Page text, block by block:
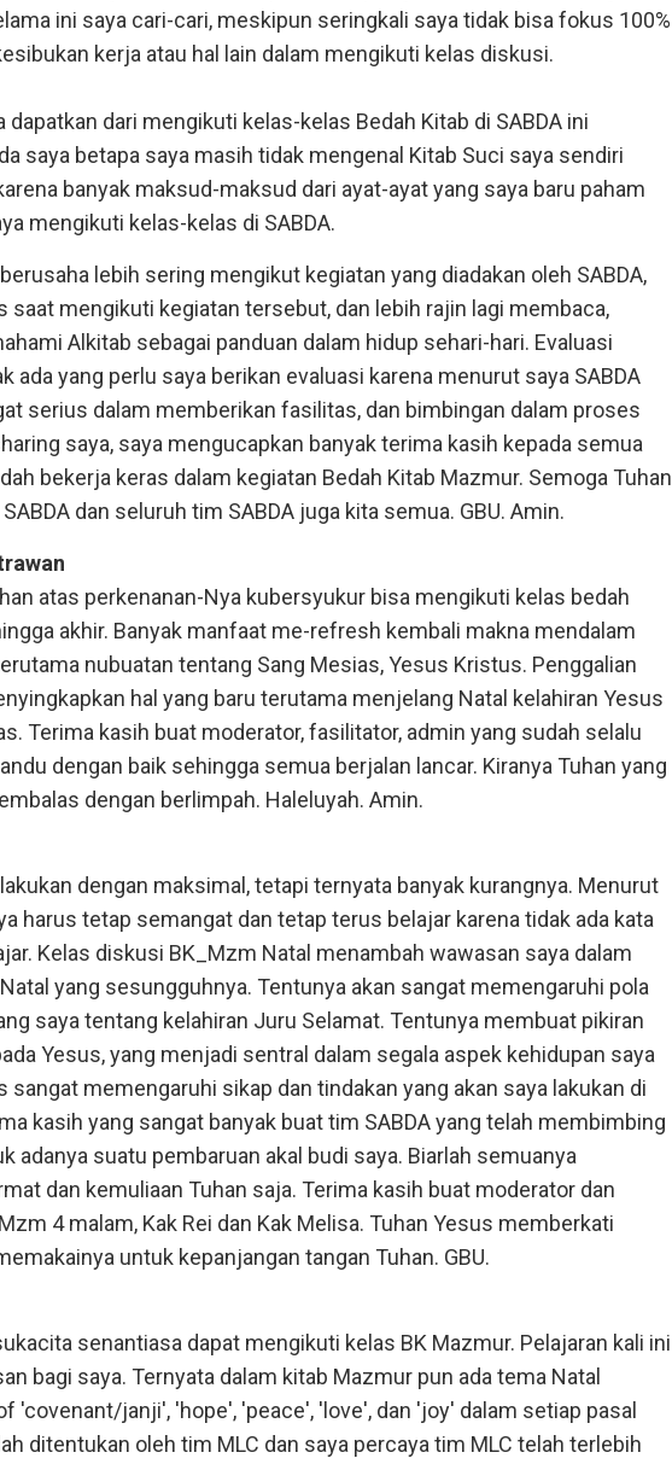
ini saya cari-cari, meskipun seringkali saya tidak bisa fokus 100%
kerja atau hal lain dalam mengikuti kelas diskusi.
dapatkan dari mengikuti kelas-kelas Bedah Kitab di SABDA ini
saya betapa saya masih tidak mengenal Kitab Suci saya sendiri
banyak maksud-maksud dari ayat-ayat yang saya baru paham
mengikuti kelas-kelas di SABDA.
lebih sering mengikut kegiatan yang diadakan oleh SABDA,
saat mengikuti kegiatan tersebut, dan lebih rajin lagi membaca,
Alkitab sebagai panduan dalam hidup sehari-hari. Evaluasi
ada yang perlu saya berikan evaluasi karena menurut saya SABDA
serius dalam memberikan fasilitas, dan bimbingan dalam proses
saya, saya mengucapkan banyak terima kasih kepada semua
bekerja keras dalam kegiatan Bedah Kitab Mazmur. Semoga Tuhan
dan seluruh tim SABDA juga kita semua. GBU. Amin.
atas perkenanan-Nya kubersyukur bisa mengikuti kelas bedah
akhir. Banyak manfaat me-refresh kembali makna mendalam
nubuatan tentang Sang Mesias, Yesus Kristus. Penggalian
hal yang baru terutama menjelang Natal kelahiran Yesus
Terima kasih buat moderator, fasilitator, admin yang sudah selalu
dengan baik sehingga semua berjalan lancar. Kiranya Tuhan yang
dengan berlimpah. Haleluyah. Amin.
dengan maksimal, tetapi ternyata banyak kurangnya. Menurut
harus tetap semangat dan tetap terus belajar karena tidak ada kata
Kelas diskusi BK_Mzm Natal menambah wawasan saya dalam
yang sesungguhnya. Tentunya akan sangat memengaruhi pola
saya tentang kelahiran Juru Selamat. Tentunya membuat pikiran
Yesus, yang menjadi sentral dalam segala aspek kehidupan saya
sangat memengaruhi sikap dan tindakan yang akan saya lakukan di
kasih yang sangat banyak buat tim SABDA yang telah membimbing
adanya suatu pembaruan akal budi saya. Biarlah semuanya
dan kemuliaan Tuhan saja. Terima kasih buat moderator dan
4 malam, Kak Rei dan Kak Melisa. Tuhan Yesus memberkati
untuk kepanjangan tangan Tuhan. GBU.
senantiasa dapat mengikuti kelas BK Mazmur. Pelajaran kali ini
bagi saya. Ternyata dalam kitab Mazmur pun ada tema Natal
'covenant/janji', 'hope', 'peace', 'love', dan 'joy' dalam setiap pasal
ditentukan oleh tim MLC dan saya percaya tim MLC telah terlebih